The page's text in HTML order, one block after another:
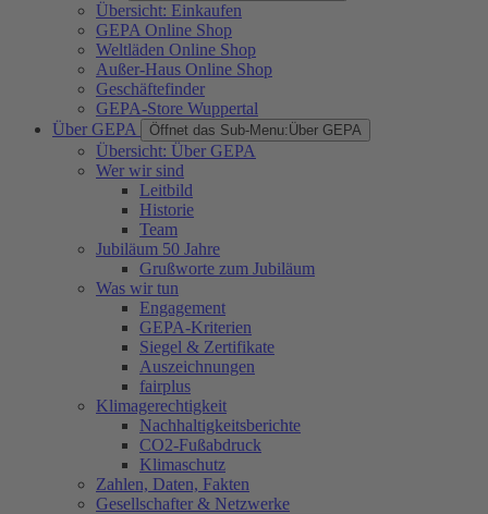
Übersicht: Einkaufen
GEPA Online Shop
Weltläden Online Shop
Außer-Haus Online Shop
Geschäftefinder
GEPA-Store Wuppertal
Über GEPA
Öffnet das Sub-Menu:Über GEPA
Übersicht: Über GEPA
Wer wir sind
Leitbild
Historie
Team
Jubiläum 50 Jahre
Grußworte zum Jubiläum
Was wir tun
Engagement
GEPA-Kriterien
Siegel & Zertifikate
Auszeichnungen
fairplus
Klimagerechtigkeit
Nachhaltigkeitsberichte
CO2-Fußabdruck
Klimaschutz
Zahlen, Daten, Fakten
Gesellschafter & Netzwerke